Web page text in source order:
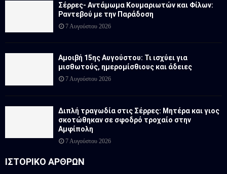
Σέρρες- Αντάμωμα Κουμαριωτών και Φίλων:
Ραντεβού με την Παράδοση
7 Αυγούστου 2026
Αμοιβή 15ης Αυγούστου: Τι ισχύει για
μισθωτούς, ημερομίσθιους και άδειες
7 Αυγούστου 2026
Διπλή τραγωδία στις Σέρρες: Μητέρα και γιος
σκοτώθηκαν σε σφοδρό τροχαίο στην
Αμφίπολη
7 Αυγούστου 2026
ΙΣΤΟΡΙΚΟ ΑΡΘΡΩΝ